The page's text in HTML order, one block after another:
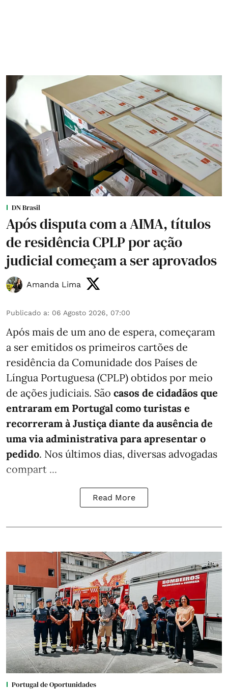
DN Brasil
Após disputa com a AIMA, títulos
de residência CPLP por ação
judicial começam a ser aprovados
Amanda Lima
Publicado a: 06 Agosto 2026, 07:00
Após mais de um ano de espera, começaram
a ser emitidos os primeiros cartões de
residência da Comunidade dos Países de
Língua Portuguesa (CPLP) obtidos por meio
de ações judiciais. São casos de cidadãos que
entraram em Portugal como turistas e
recorreram à Justiça diante da ausência de
uma via administrativa para apresentar o
pedido. Nos últimos dias, diversas advogadas
compart ...
Read More
Portugal de Oportunidades